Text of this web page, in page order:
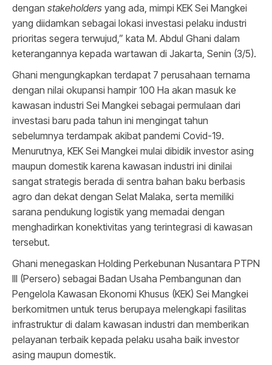
dengan stakeholders yang ada, mimpi KEK Sei Mangkei
yang diidamkan sebagai lokasi investasi pelaku industri
prioritas segera terwujud,” kata M. Abdul Ghani dalam
keterangannya kepada wartawan di Jakarta, Senin (3/5).
Ghani mengungkapkan terdapat 7 perusahaan ternama
dengan nilai okupansi hampir 100 Ha akan masuk ke
kawasan industri Sei Mangkei sebagai permulaan dari
investasi baru pada tahun ini mengingat tahun
sebelumnya terdampak akibat pandemi Covid-19.
Menurutnya, KEK Sei Mangkei mulai dibidik investor asing
maupun domestik karena kawasan industri ini dinilai
sangat strategis berada di sentra bahan baku berbasis
agro dan dekat dengan Selat Malaka, serta memiliki
sarana pendukung logistik yang memadai dengan
menghadirkan konektivitas yang terintegrasi di kawasan
tersebut.
Ghani menegaskan Holding Perkebunan Nusantara PTPN
III (Persero) sebagai Badan Usaha Pembangunan dan
Pengelola Kawasan Ekonomi Khusus (KEK) Sei Mangkei
berkomitmen untuk terus berupaya melengkapi fasilitas
infrastruktur di dalam kawasan industri dan memberikan
pelayanan terbaik kepada pelaku usaha baik investor
asing maupun domestik.